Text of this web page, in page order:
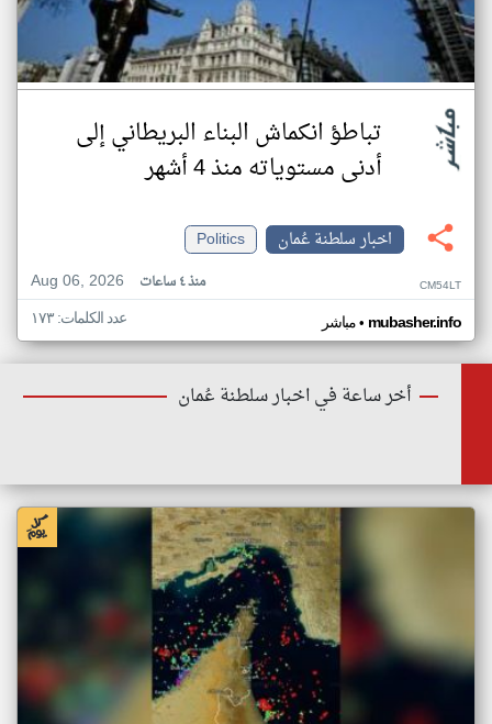
تباطؤ انكماش البناء البريطاني إلى
أدنى مستوياته منذ 4 أشهر
اخبار سلطنة عُمان
Politics
Aug 06, 2026
منذ ٤ ساعات CM54LT
مباشر• mubasher.info عدد الكلمات: ١٧٣
أخر ساعة في اخبار سلطنة عُمان